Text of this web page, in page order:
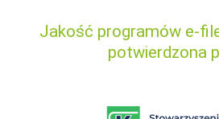
Jakość programów e-
potwierdzona